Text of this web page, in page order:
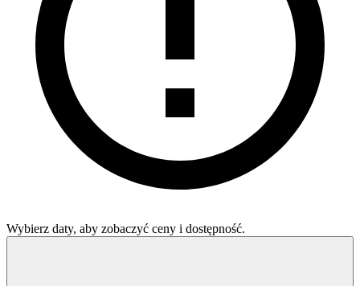
Wybierz daty, aby zobaczyć ceny i dostępność.